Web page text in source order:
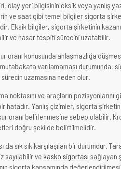
olay yeri bilgisinin eksik veya yanlış
ve saat gibi temel bilgiler sigorta
Eksik bilgiler, sigorta şirketinin
ve hasar tespiti sürecini uzatabilir.
oranı konusunda anlaşmazlığa
mutabakata varılamaması durumunda,
uzamasına neden olur.
noktasını ve araçların pozisyonlarını
hatadır. Yanlış çizimler, sigorta
oranı belirlenmesine sebep olabilir.
doğru şekilde belirtilmelidir.
da sık sık karşılaşılan bir durumdur.
sayılabilir ve kasko sigortası sağlayan
sigorta kapsamında